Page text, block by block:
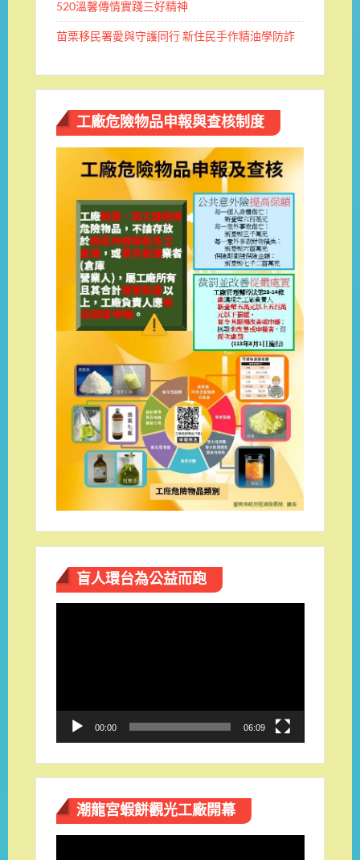
520溫馨傳情實踐三好精神
苗栗移民署愛與守護同行 新住民手作精油學防詐
工廠危險物品申報與查核制度
盲人環台​為公益而跑
00:00 06:09
潮龍宮蝦餅觀光工廠開幕